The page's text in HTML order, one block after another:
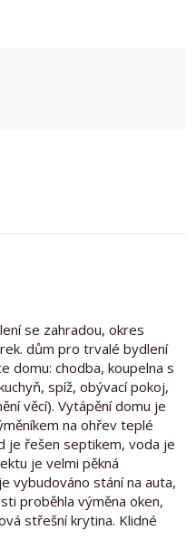
se zahradou, okres
dům pro trvalé bydlení
domu: chodba, koupelna s
spíž, obývací pokoj,
věcí). Vytápění domu je
na ohřev teplé
je řešen septikem, voda je
je velmi pěkná
vybudováno stání na auta,
proběhla výměna oken,
střešní krytina. Klidné